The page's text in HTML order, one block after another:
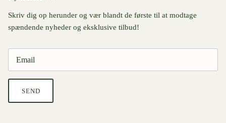
Skriv dig op herunder og vær blandt de første til at modtage
spændende nyheder og eksklusive tilbud!
SEND